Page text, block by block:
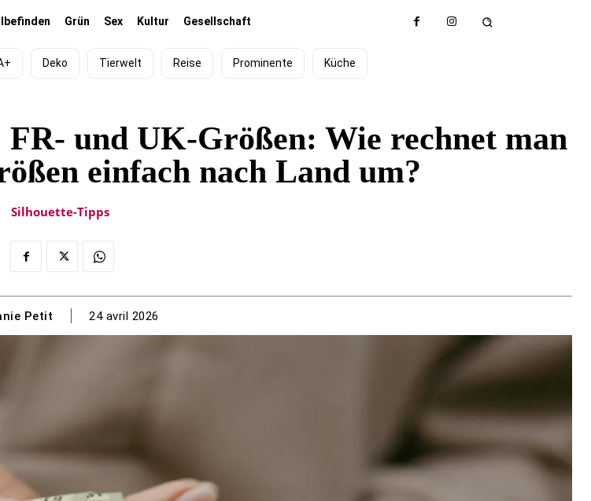
Grün Sex Kultur Gesellschaft
Deko Tierwelt Reise Prominente Küche
und UK-Größen: Wie rechnet man
einfach nach Land um?
Silhouette-Tipps
Petit 24 avril 2026